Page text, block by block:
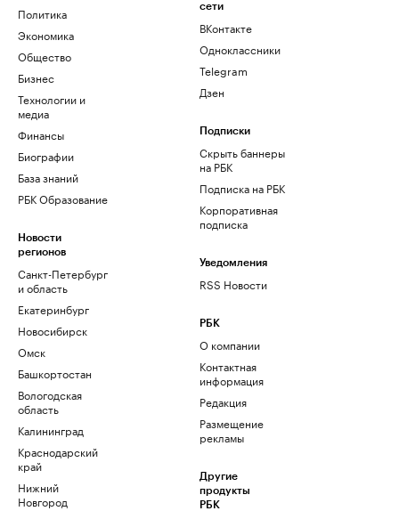
Политика
Экономика
Общество
Бизнес
Технологии и
медиа
Финансы
Биографии
База знаний
РБК Образование
Новости
регионов
Санкт-Петербург
и область
Екатеринбург
Новосибирск
Омск
Башкортостан
Вологодская
область
Калининград
Краснодарский
край
Нижний
Новгород
сети
ВКонтакте
Одноклассники
Telegram
Дзен
Подписки
Скрыть баннеры
на РБК
Подписка на РБК
Корпоративная
подписка
Уведомления
RSS Новости
РБК
О компании
Контактная
информация
Редакция
Размещение
рекламы
Другие
продукты
РБК